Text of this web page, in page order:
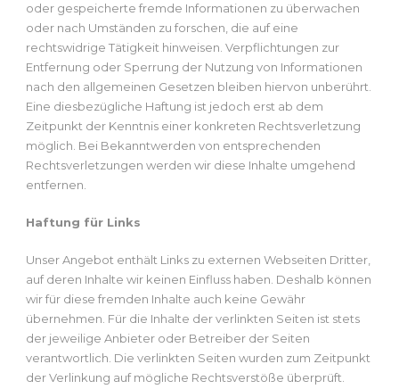
oder gespeicherte fremde Informationen zu überwachen
oder nach Umständen zu forschen, die auf eine
rechtswidrige Tätigkeit hinweisen. Verpflichtungen zur
Entfernung oder Sperrung der Nutzung von Informationen
nach den allgemeinen Gesetzen bleiben hiervon unberührt.
Eine diesbezügliche Haftung ist jedoch erst ab dem
Zeitpunkt der Kenntnis einer konkreten Rechtsverletzung
möglich. Bei Bekanntwerden von entsprechenden
Rechtsverletzungen werden wir diese Inhalte umgehend
entfernen.
Haftung für Links
Unser Angebot enthält Links zu externen Webseiten Dritter,
auf deren Inhalte wir keinen Einfluss haben. Deshalb können
wir für diese fremden Inhalte auch keine Gewähr
übernehmen. Für die Inhalte der verlinkten Seiten ist stets
der jeweilige Anbieter oder Betreiber der Seiten
verantwortlich. Die verlinkten Seiten wurden zum Zeitpunkt
der Verlinkung auf mögliche Rechtsverstöße überprüft.